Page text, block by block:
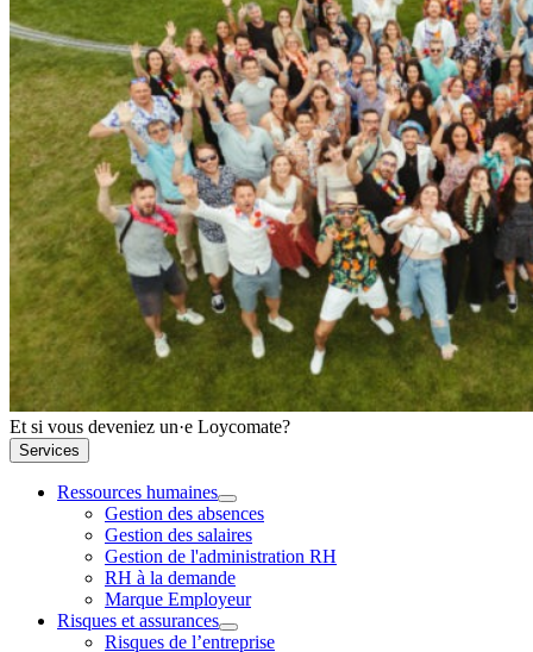
Et si vous deveniez un·e Loycomate?
Services
Ressources humaines
Gestion des absences
Gestion des salaires
Gestion de l'administration RH
RH à la demande
Marque Employeur
Risques et assurances
Risques de l’entreprise